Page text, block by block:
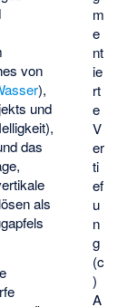
m
e
nt
ie
rt
e
V
er
ti
ef
u
n
g
(c
)
A
von
),
und
das
als